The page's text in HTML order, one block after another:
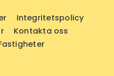
Integritetspolicy
Kontakta oss